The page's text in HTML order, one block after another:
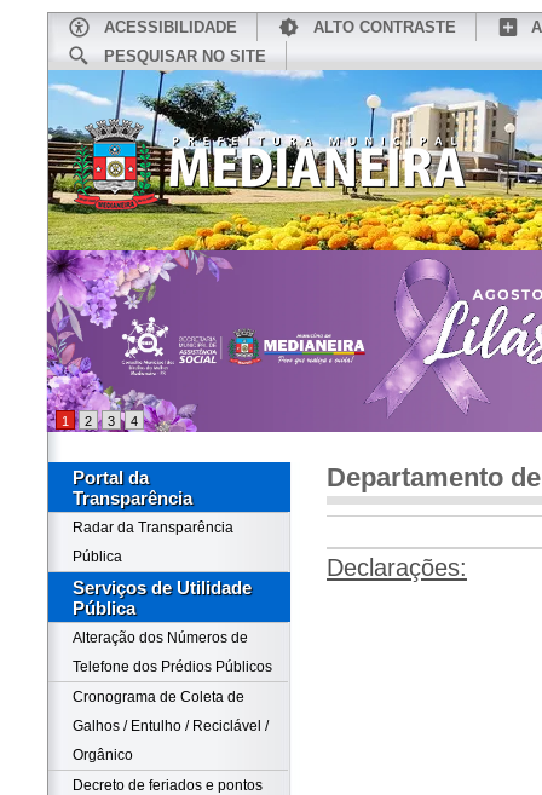
ACESSIBILIDADE ALTO CONTRASTE
PESQUISAR NO SITE
CONHEÇA MEDIANEIRA
1 2 3 4
Portal da
Transparência
Radar da Transparência
Pública
Serviços de Utilidade
Pública
Alteração dos Números de
Telefone dos Prédios Públicos
Cronograma de Coleta de
Galhos / Entulho / Reciclável /
Orgânico
Decreto de feriados e pontos
Departamento
Declarações: